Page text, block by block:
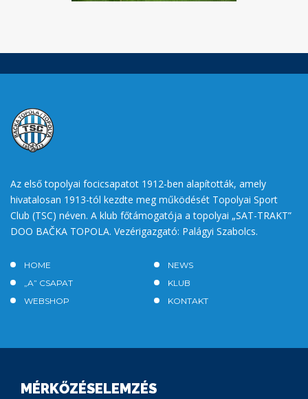
Az első topolyai focicsapatot 1912-ben alapították, amely
hivatalosan 1913-tól kezdte meg működését Topolyai Sport
Club (TSC) néven. A klub főtámogatója a topolyai „SAT-TRAKT”
DOO BAČKA TOPOLA. Vezérigazgató: Palágyi Szabolcs.
HOME
NEWS
„A” CSAPAT
KLUB
WEBSHOP
KONTAKT
MÉRKŐZÉSELEMZÉS